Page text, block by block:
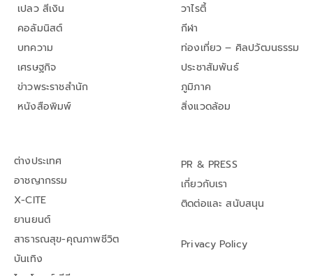
เปลว สีเงิน
คอลัมนิสต์
บทความ
เศรษฐกิจ
ข่าวพระราชสำนัก
หนังสือพิมพ์
วาไรตี้
กีฬา
ท่องเที่ยว – ศิลปวัฒนธรรม
ประชาสัมพันธ์
ภูมิภาค
สิ่งแวดล้อม
ต่างประเทศ
อาชญากรรม
X-CITE
ยานยนต์
สาธารณสุข-คุณภาพชีวิต
บันเทิง
PR & PRESS
เกี่ยวกับเรา
ติดต่อและ สนับสนุน
Privacy Policy